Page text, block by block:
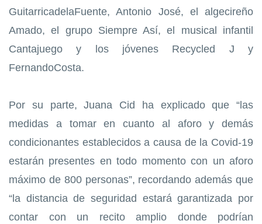
GuitarricadelaFuente, Antonio José, el algecireño
Amado, el grupo Siempre Así, el musical infantil
Cantajuego y los jóvenes Recycled J y
FernandoCosta.
Por su parte, Juana Cid ha explicado que “las
medidas a tomar en cuanto al aforo y demás
condicionantes establecidos a causa de la Covid-19
estarán presentes en todo momento con un aforo
máximo de 800 personas”, recordando además que
“la distancia de seguridad estará garantizada por
contar con un recito amplio donde podrían